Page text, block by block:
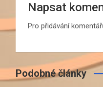
Napsat
Pro přidávání
Podobné články